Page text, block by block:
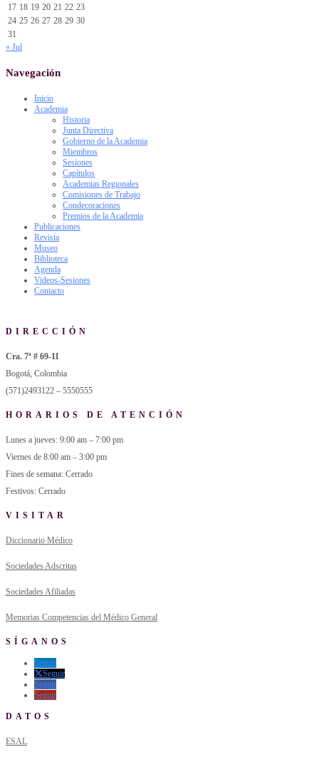
17 18 19 20 21 22 23
24 25 26 27 28 29 30
31
« Jul
Navegación
Inicio
Academia
Historia
Junta Directiva
Gobierno de la Academia
Miembros
Sesiones
Capítulos
Academias Regionales
Comisiones de Trabajo
Condecoraciones
Premios de la Academia
Publicaciones
Revista
Museo
Biblioteca
Agenda
Videos-Sesiones
Contacto
DIRECCIÓN
Cra. 7ª # 69-11
Bogotá, Colombia
(571)2493122 – 5550555
HORARIOS DE ATENCIÓN
Lunes a jueves: 9:00 am – 7:00 pm
Viernes de 8:00 am – 3:00 pm
Fines de semana: Cerrado
Festivos: Cerrado
VISITAR
Diccionario Médico
Sociedades Adscritas
Sociedades Afiliadas
Memorias Competencias del Médico General
SÍGANOS
Seguir
Seguir
Seguir
Seguir
DATOS
ESAL